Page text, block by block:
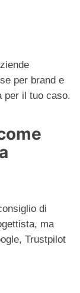
per brand e
per il tuo caso.
di
ma
Trustpilot